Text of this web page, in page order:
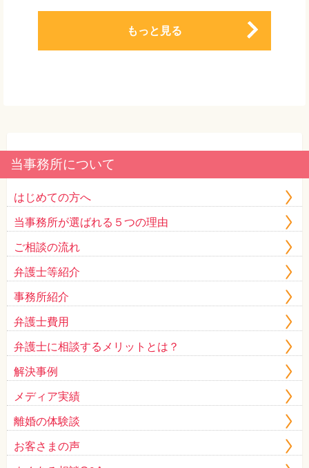
もっと見る
当事務所について
はじめての方へ
当事務所が選ばれる５つの理由
ご相談の流れ
弁護士等紹介
事務所紹介
弁護士費用
弁護士に相談するメリットとは？
解決事例
メディア実績
離婚の体験談
お客さまの声